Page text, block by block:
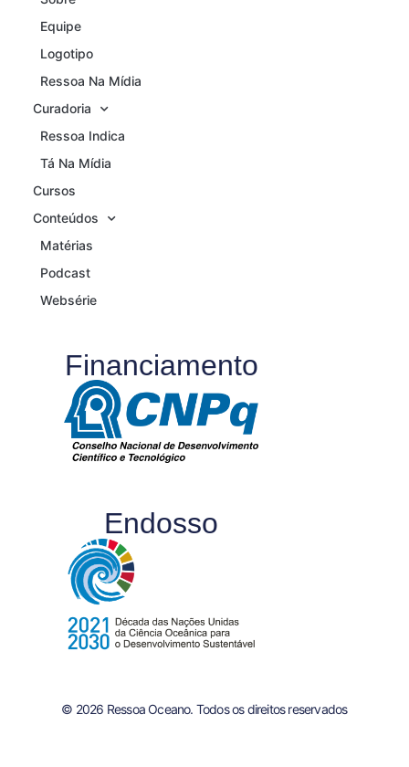
Equipe
Logotipo
Ressoa Na Mídia
Curadoria
Ressoa Indica
Tá Na Mídia
Cursos
Conteúdos
Matérias
Podcast
Websérie
Financiamento
Endosso
© 2026 Ressoa Oceano. Todos os direitos reservados